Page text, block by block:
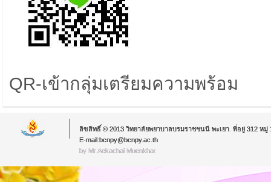
QR-เข้ากลุ่มเตรียมความพร้อม
ลิขสิทธิ์ © 2013 วิทยาลัยพยาบาลบรมราชชนนี พะเยา. ที่อยู่ 312 หมู่
E-mail:bcnpy@bcnpy.ac.th
by Mr.Aekachai Muenkhat